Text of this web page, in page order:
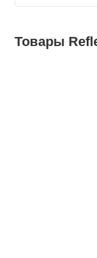
Товары